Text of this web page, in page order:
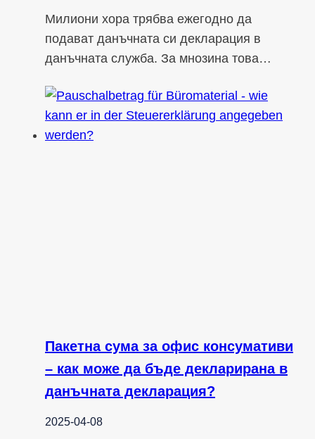
Милиони хора трябва ежегодно да
подават данъчната си декларация в
данъчната служба. За мнозина това…
Пакетна сума за офис консумативи
– как може да бъде декларирана в
данъчната декларация?
2025-04-08